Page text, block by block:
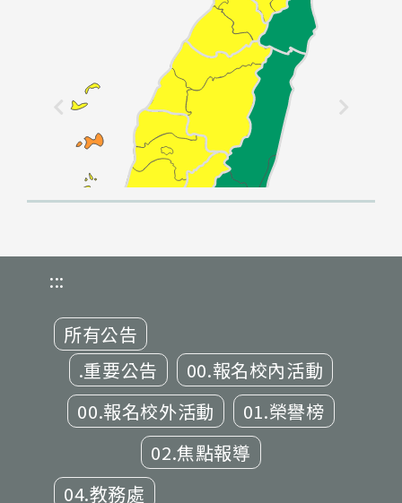
:::
所有公告
.重要公告
00.報名校內活動
00.報名校外活動
01.榮譽榜
02.焦點報導
04.教務處